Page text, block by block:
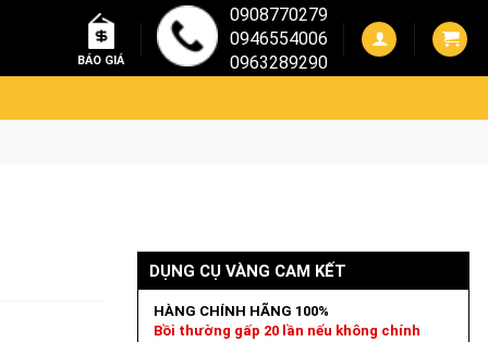
BÁO GIÁ
0908770279
0946554006
0963289290
DỤNG CỤ VÀNG CAM KẾT
HÀNG CHÍNH HÃNG 100%
Bồi thường gấp 20 lần nếu không chính